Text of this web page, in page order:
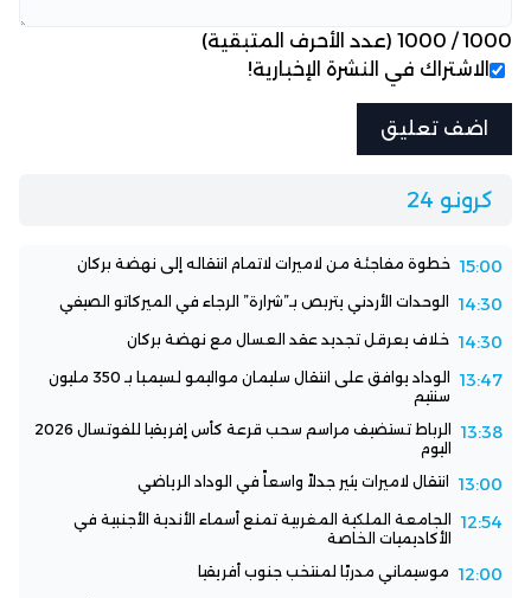
1000
/
1000 (عدد الأحرف المتبقية)
الاشتراك في النشرة الإخبارية!
كرونو 24
15:00 خطوة مفاجئة من لاميرات لاتمام انتقاله إلى نهضة بركان
14:30 الوحدات الأردني يتربص بـ”شرارة” الرجاء في الميركاتو الصيفي
14:30 خلاف يعرقل تجديد عقد العسال مع نهضة بركان
13:47
الوداد يوافق على انتقال سليمان مواليمو لسيمبا بـ 350 مليون
سنتيم
13:38
الرباط تستضيف مراسم سحب قرعة كأس إفريقيا للفوتسال 2026
اليوم
13:00 انتقال لاميرات يثير جدلاً واسعاً في الوداد الرياضي
12:54
الجامعة الملكية المغربية تمنع أسماء الأندية الأجنبية في
الأكاديميات الخاصة
12:00 موسيماني مدربًا لمنتخب جنوب أفريقيا